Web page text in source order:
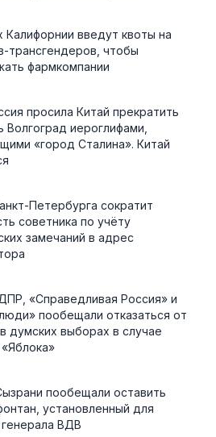
Калифорнии введут квоты на
трансгендеров, чтобы
фармкомпании
просила Китай прекратить
Волгоград иероглифами,
«город Сталина». Китай
Петербурга сократит
советника по учёту
замечаний в адрес
«Справедливая Россия» и
пообещали отказаться от
думских выборах в случае
пообещали оставить
установленный для
ВДВ